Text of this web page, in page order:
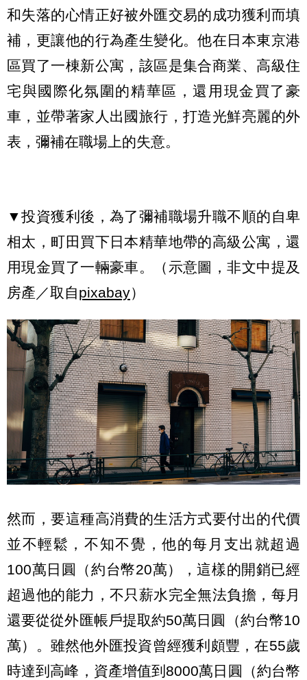
和失落的心情正好被外匯交易的成功獲利而填
補，更讓他的行為產生變化。他在日本東京港
區買了一棟新公寓，該區是集合商業、高級住
宅與國際化氛圍的精華區，還用現金買了豪
車，並帶著家人出國旅行，打造光鮮亮麗的外
表，彌補在職場上的失意。
▼投資獲利後，為了彌補職場升職不順的自卑
相太，町田買下日本精華地帶的高級公寓，還
用現金買了一輛豪車。（示意圖，非文中提及
房產／取自pixabay）
然而，要這種高消費的生活方式要付出的代價
並不輕鬆，不知不覺，他的每月支出就超過
100萬日圓（約台幣20萬），這樣的開銷已經
超過他的能力，不只薪水完全無法負擔，每月
還要從從外匯帳戶提取約50萬日圓（約台幣10
萬）。雖然他外匯投資曾經獲利頗豐，在55歲
時達到高峰，資產增值到8000萬日圓（約台幣